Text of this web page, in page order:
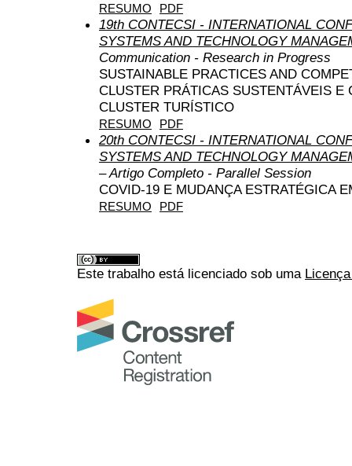
RESUMO PDF
19th CONTECSI - INTERNATIONAL
SYSTEMS AND TECHNOLOGY
Communication - Research in Progress
SUSTAINABLE PRACTICES AND
CLUSTER PRÁTICAS SUSTENTÁVEIS E
CLUSTER TURÍSTICO
RESUMO PDF
20th CONTECSI - INTERNATIONAL
SYSTEMS AND TECHNOLOGY
– Artigo Completo - Parallel Session
COVID-19 E MUDANÇA ESTRATÉGICA
RESUMO PDF
Este trabalho está licenciado sob uma